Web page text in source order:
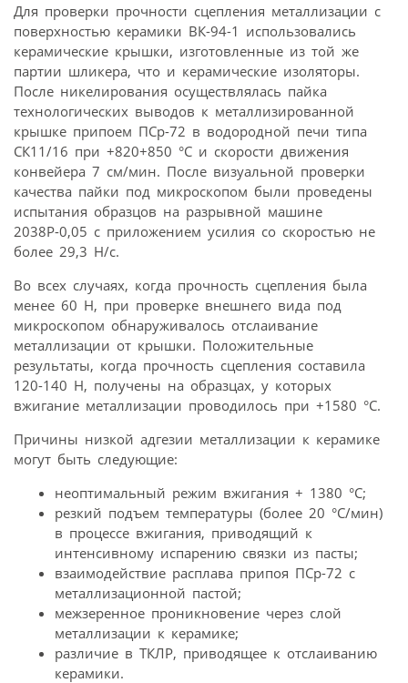
Для проверки прочности сцепления металлизации с
поверхностью керамики ВК-94-1 использовались
керамические крышки, изготовленные из той же
партии шликера, что и керамические изоляторы.
После никелирования осуществлялась пайка
технологических выводов к металлизированной
крышке припоем ПСр-72 в водородной печи типа
СК11/16 при +820+850 °С и скорости движения
конвейера 7 см/мин. После визуальной проверки
качества пайки под микроскопом были проведены
испытания образцов на разрывной машине
2038Р-0,05 с приложением усилия со скоростью не
более 29,3 Н/с.
Во всех случаях, когда прочность сцепления была
менее 60 Н, при проверке внешнего вида под
микроскопом обнаруживалось отслаивание
металлизации от крышки. Положительные
результаты, когда прочность сцепления составила
120-140 Н, получены на образцах, у которых
вжигание металлизации проводилось при +1580 °С.
Причины низкой адгезии металлизации к керамике
могут быть следующие:
неоптимальный режим вжигания + 1380 °С;
резкий подъем температуры (более 20 °С/мин)
в процессе вжигания, приводящий к
интенсивному испарению связки из пасты;
взаимодействие расплава припоя ПСр-72 с
металлизационной пастой;
межзеренное проникновение через слой
металлизации к керамике;
различие в ТКЛР, приводящее к отслаиванию
керамики.